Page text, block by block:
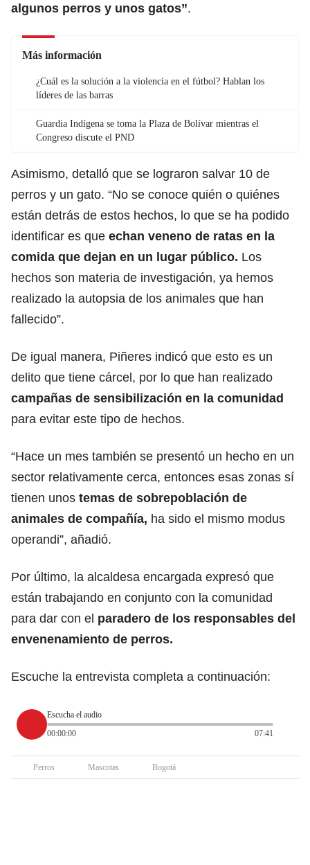
algunos perros y unos gatos”.
Más información
¿Cuál es la solución a la violencia en el fútbol? Hablan los
líderes de las barras
Guardia Indígena se toma la Plaza de Bolívar mientras el
Congreso discute el PND
Asimismo, detalló que se lograron salvar 10 de
perros y un gato. “No se conoce quién o quiénes
están detrás de estos hechos, lo que se ha podido
identificar es que echan veneno de ratas en la
comida que dejan en un lugar público. Los
hechos son materia de investigación, ya hemos
realizado la autopsia de los animales que han
fallecido”.
De igual manera, Piñeres indicó que esto es un
delito que tiene cárcel, por lo que han realizado
campañas de sensibilización en la comunidad
para evitar este tipo de hechos.
“Hace un mes también se presentó un hecho en un
sector relativamente cerca, entonces esas zonas sí
tienen unos temas de sobrepoblación de
animales de compañía, ha sido el mismo modus
operandi”, añadió.
Por último, la alcaldesa encargada expresó que
están trabajando en conjunto con la comunidad
para dar con el paradero de los responsables del
envenenamiento de perros.
Escuche la entrevista completa a continuación:
Escucha el audio
00:00:00
07:41
Perros Mascotas Bogotá